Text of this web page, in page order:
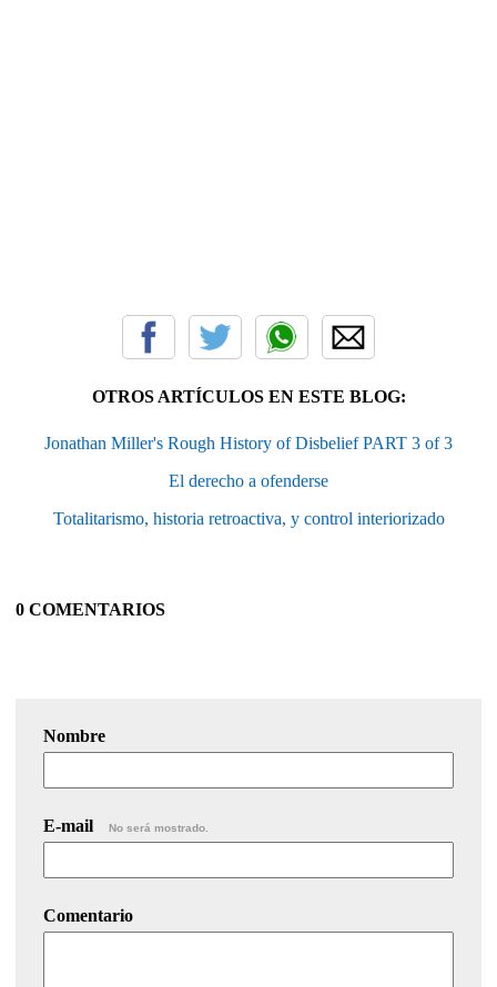
OTROS ARTÍCULOS EN ESTE BLOG:
Jonathan Miller's Rough History of Disbelief PART 3 of 3
El derecho a ofenderse
Totalitarismo, historia retroactiva, y control interiorizado
0 COMENTARIOS
Nombre
E-mail No será mostrado.
Comentario